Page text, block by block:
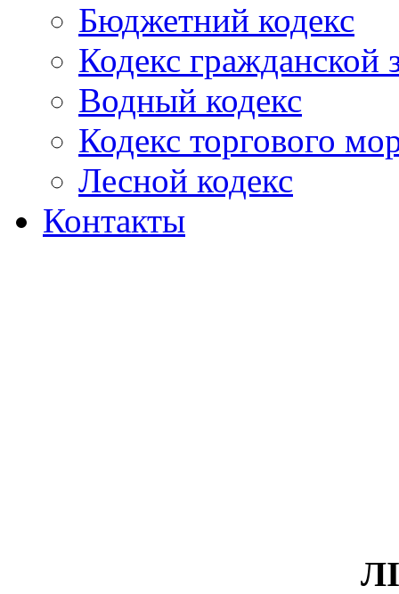
Бюджетний кодекс
Кодекс гражданской
Водный кодекс
Кодекс торгового
Лесной кодекс
Контакты